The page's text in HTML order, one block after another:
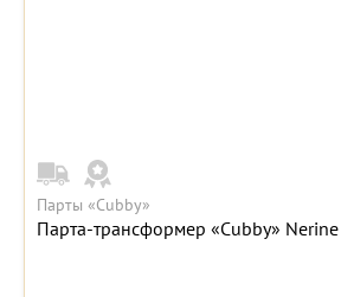
Парты «Cubby»
Парта-трансформер «Cubby» Nerine